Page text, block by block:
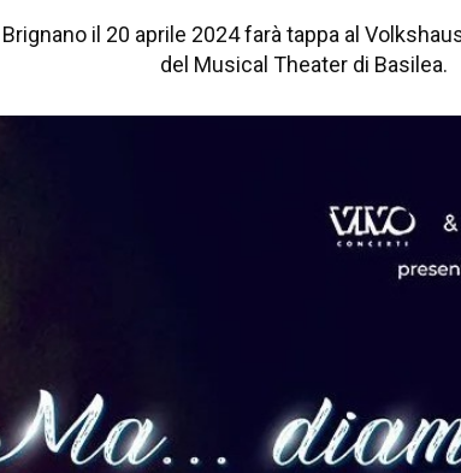
il 20 aprile 2024 farà tappa al
del Musical Theater di Basilea.